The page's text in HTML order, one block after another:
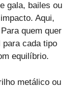
gala, bailes ou
Aqui,
quem quer
cada tipo
equilíbrio.
metálico ou